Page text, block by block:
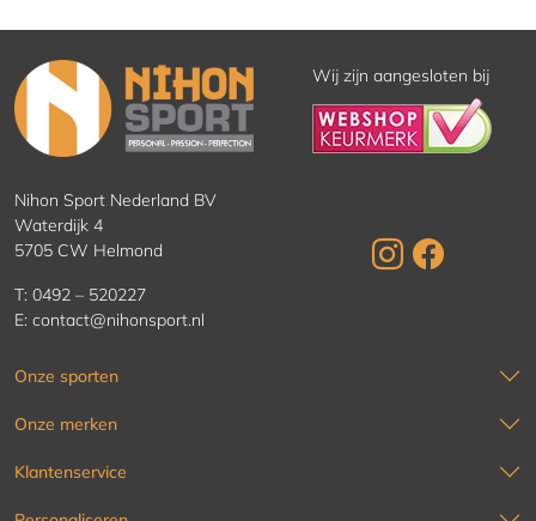
Wij zijn aangesloten bij
Nihon Sport Nederland BV
Waterdijk 4
5705 CW Helmond
T: 0492 – 520227
E: contact@nihonsport.nl
Onze sporten
Onze merken
Klantenservice